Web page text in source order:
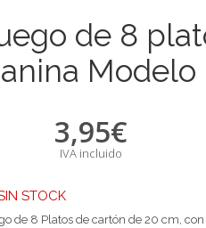
de 8
Modelo
3,95€
IVA incluido
STOCK
de 8 Platos de cartón de 20 cm,